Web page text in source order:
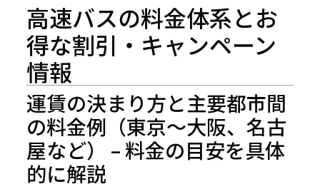
高速バスの料金体系とお
得な割引・キャンペーン
情報
運賃の決まり方と主要都市間
の料金例（東京～大阪、名古
屋など） – 料金の目安を具体
的に解説